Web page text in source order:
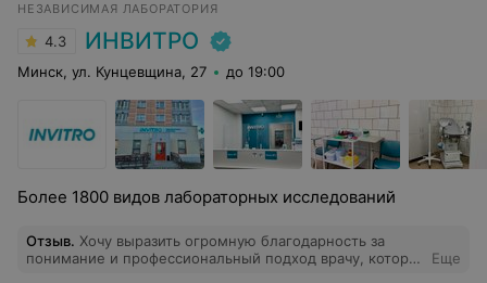
НЕЗАВИСИМАЯ ЛАБОРАТОРИЯ
4.3 ИНВИТРО
Минск, ул. Кунцевщина, 27 до 19:00
Более 1800 видов лабораторных исследований
Отзыв. Хочу выразить огромную благодарность за
понимание и профессиональный подход врачу, которая
Еще